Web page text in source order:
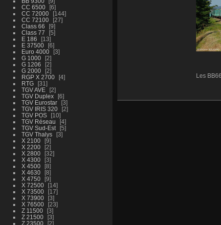
CC 6500
6
CC 72000
144
CC 72100
27
Class 66
9
Class 77
5
E 186
13
E 37500
6
Euro 4000
3
G 1000
2
G 1206
2
G 2000
2
RGP X 2700
4
RTG
31
TGV AVE
2
TGV Duplex
6
TGV Eurostar
3
TGV IRIS 320
2
TGV POS
10
TGV Réseau
4
TGV Sud-Est
5
TGV Thalys
3
X 2100
9
X 2200
2
X 2800
32
X 4300
3
X 4500
8
X 4630
8
X 4750
9
X 72500
14
X 73500
17
X 73900
3
X 76500
23
Z 11500
3
Z 21500
3
Z 23500
2
Les